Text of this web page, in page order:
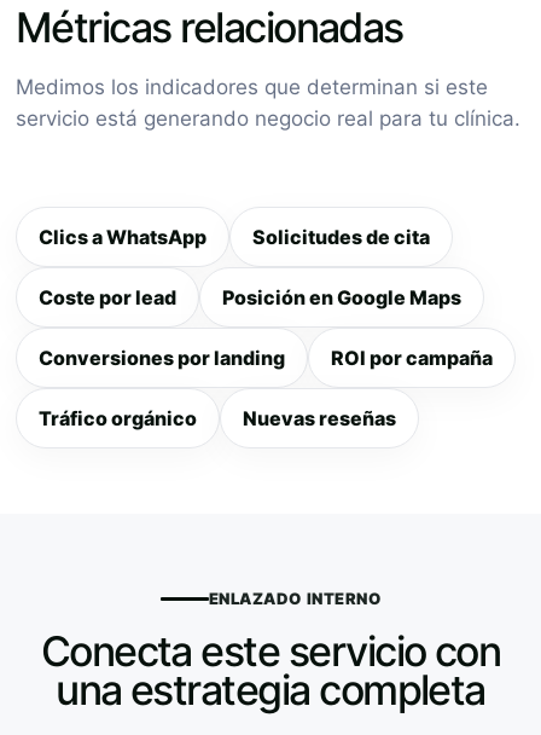
Métricas relacionadas
Medimos los indicadores que determinan si este
servicio está generando negocio real para tu clínica.
Clics a WhatsApp Solicitudes de cita
Coste por lead Posición en Google Maps
Conversiones por landing ROI por campaña
Tráfico orgánico Nuevas reseñas
ENLAZADO INTERNO
Conecta este servicio con
una estrategia completa